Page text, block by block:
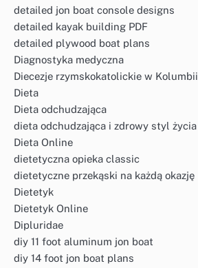
detailed jon boat console designs
detailed kayak building PDF
detailed plywood boat plans
Diagnostyka medyczna
Diecezje rzymskokatolickie w Kolumbii
Dieta
Dieta odchudzająca
dieta odchudzająca i zdrowy styl życia
Dieta Online
dietetyczna opieka classic
dietetyczne przekąski na każdą okazję
Dietetyk
Dietetyk Online
Dipluridae
diy 11 foot aluminum jon boat
diy 14 foot jon boat plans